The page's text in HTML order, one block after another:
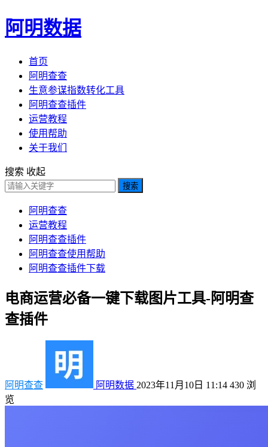
阿明数据
首页
阿明查查
生意参谋指数转化工具
阿明查查插件
运营教程
使用帮助
关于我们
搜索 收起
搜索
阿明查查
运营教程
阿明查查插件
阿明查查使用帮助
阿明查查插件下载
电商运营必备一键下载图片工具-阿明查
查插件
阿明查查 阿明数据 2023年11月10日 11:14 430 浏
览